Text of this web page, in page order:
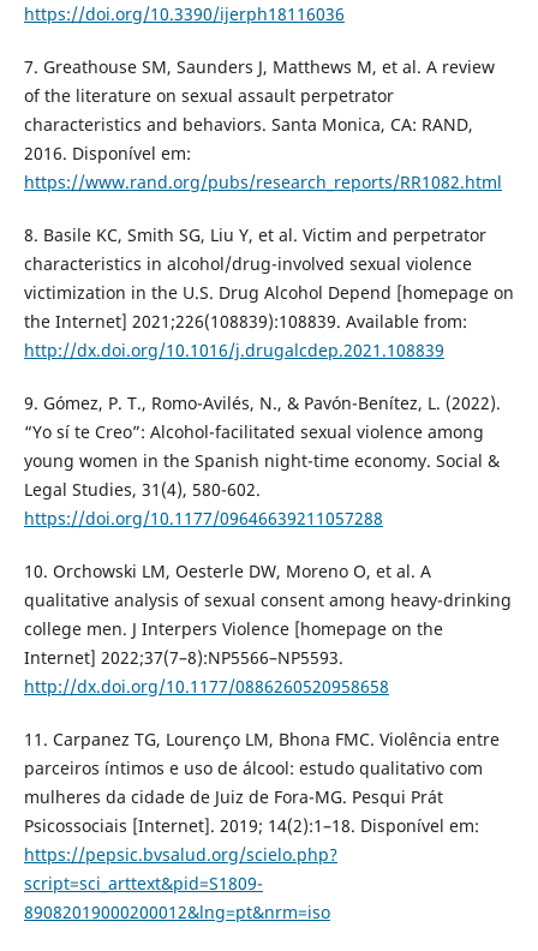
https://doi.org/10.3390/ijerph18116036
7. Greathouse SM, Saunders J, Matthews M, et al. A review
of the literature on sexual assault perpetrator
characteristics and behaviors. Santa Monica, CA: RAND,
2016. Disponível em:
https://www.rand.org/pubs/research_reports/RR1082.html
8. Basile KC, Smith SG, Liu Y, et al. Victim and perpetrator
characteristics in alcohol/drug-involved sexual violence
victimization in the U.S. Drug Alcohol Depend [homepage on
the Internet] 2021;226(108839):108839. Available from:
http://dx.doi.org/10.1016/j.drugalcdep.2021.108839
9. Gómez, P. T., Romo-Avilés, N., & Pavón-Benítez, L. (2022).
“Yo sí te Creo”: Alcohol-facilitated sexual violence among
young women in the Spanish night-time economy. Social &
Legal Studies, 31(4), 580-602.
https://doi.org/10.1177/09646639211057288
10. Orchowski LM, Oesterle DW, Moreno O, et al. A
qualitative analysis of sexual consent among heavy-drinking
college men. J Interpers Violence [homepage on the
Internet] 2022;37(7–8):NP5566–NP5593.
http://dx.doi.org/10.1177/0886260520958658
11. Carpanez TG, Lourenço LM, Bhona FMC. Violência entre
parceiros íntimos e uso de álcool: estudo qualitativo com
mulheres da cidade de Juiz de Fora-MG. Pesqui Prát
Psicossociais [Internet]. 2019; 14(2):1–18. Disponível em:
https://pepsic.bvsalud.org/scielo.php?
script=sci_arttext&pid=S1809-
89082019000200012&lng=pt&nrm=iso